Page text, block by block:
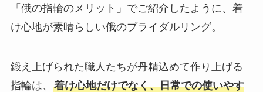
「俄の指輪のメリット」でご紹介したように、着
け心地が素晴らしい俄のブライダルリング。
鍛え上げられた職人たちが丹精込めて作り上げる
指輪は、 着け心地だけでなく、日常での使いやす